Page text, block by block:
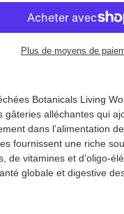
Plus de moyens de
Botanicals Living
gâteries alléchantes qui
dans l’alimentation
fournissent une riche
de vitamines et d’oligo-
globale et digestive